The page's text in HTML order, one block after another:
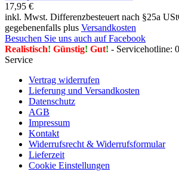
17,95 €
inkl. Mwst. Differenzbesteuert nach §25a
gegebenenfalls plus Versandkosten
Besuchen Sie uns auch auf Facebook
Realistisch! Günstig! Gut! - Servicehotline:
Service
Vertrag widerrufen
Lieferung und Versandkosten
Datenschutz
AGB
Impressum
Kontakt
Widerrufsrecht & Widerrufsformular
Lieferzeit
Cookie Einstellungen